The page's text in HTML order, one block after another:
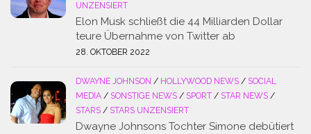
UNZENSIERT
Elon Musk schließt die 44 Milliarden Dollar
teure Übernahme von Twitter ab
28. OKTOBER 2022
DWAYNE JOHNSON / HOLLYWOOD NEWS / SOCIAL
MEDIA / SONSTIGE NEWS / SPORT / STAR NEWS /
STARS / STARS UNZENSIERT
Dwayne Johnsons Tochter Simone debütiert